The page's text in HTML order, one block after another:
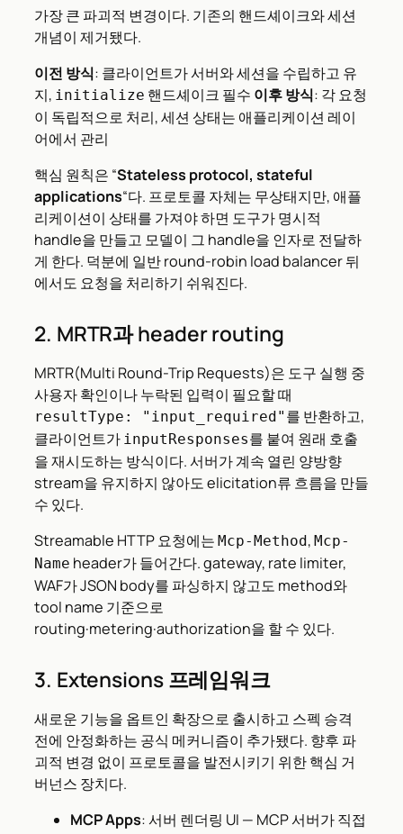
가장 큰 파괴적 변경이다. 기존의 핸드셰이크와 세션
개념이 제거됐다.
이전 방식: 클라이언트가 서버와 세션을 수립하고 유
지, initialize 핸드셰이크 필수 이후 방식: 각 요청
이 독립적으로 처리, 세션 상태는 애플리케이션 레이
어에서 관리
핵심 원칙은 “Stateless protocol, stateful
applications“다. 프로토콜 자체는 무상태지만, 애플
리케이션이 상태를 가져야 하면 도구가 명시적
handle을 만들고 모델이 그 handle을 인자로 전달하
게 한다. 덕분에 일반 round-robin load balancer 뒤
에서도 요청을 처리하기 쉬워진다.
2. MRTR과 header routing
MRTR(Multi Round-Trip Requests)은 도구 실행 중
사용자 확인이나 누락된 입력이 필요할 때
resultType: "input_required" 를 반환하고,
클라이언트가 inputResponses를 붙여 원래 호출
을 재시도하는 방식이다. 서버가 계속 열린 양방향
stream을 유지하지 않아도 elicitation류 흐름을 만들
수 있다.
Streamable HTTP 요청에는 Mcp-Method , Mcp-
Name header가 들어간다. gateway, rate limiter,
WAF가 JSON body를 파싱하지 않고도 method와
tool name 기준으로
routing·metering·authorization을 할 수 있다.
3. Extensions 프레임워크
새로운 기능을 옵트인 확장으로 출시하고 스펙 승격
전에 안정화하는 공식 메커니즘이 추가됐다. 향후 파
괴적 변경 없이 프로토콜을 발전시키기 위한 핵심 거
버넌스 장치다.
MCP Apps: 서버 렌더링 UI — MCP 서버가 직접